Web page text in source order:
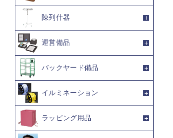
陳列什器
運営備品
バックヤード備品
イルミネーション
ラッピング用品